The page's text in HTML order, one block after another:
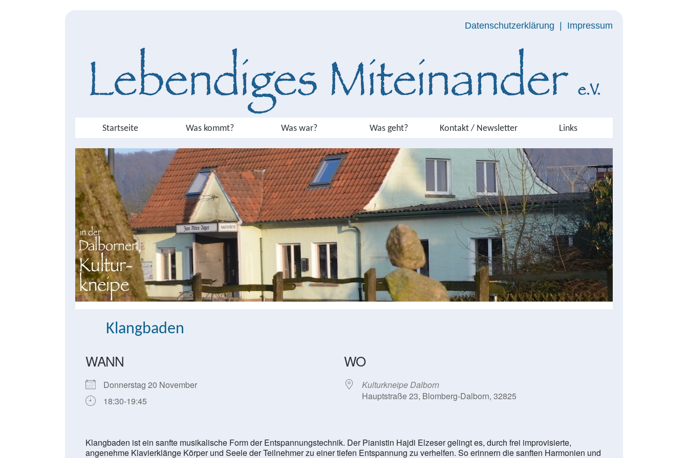
Datenschutzerklärung Impressum
Startseite Was kommt? Was war? Was geht? Kontakt / Newsletter Links
Klangbaden
WANN
Donnerstag 20 November
18:30-19:45
WO
Kulturkneipe Dalborn
Hauptstraße 23, Blomberg-Dalborn, 32825
Klangbaden ist ein sanfte musikalische Form der Entspannungstechnik. Der Pianistin Hajdi Elzeser gelingt es, durch frei improvisierte,
angenehme Klavierklänge Körper und Seele der Teilnehmer zu einer tiefen Entspannung zu verhelfen. So erinnern die sanften Harmonien und